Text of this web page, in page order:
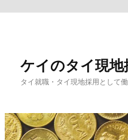
ケイのタイ現
タイ就職・タイ現地採用として